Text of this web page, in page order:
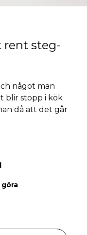
rent steg-
något man
blir stopp i kök
då att det går